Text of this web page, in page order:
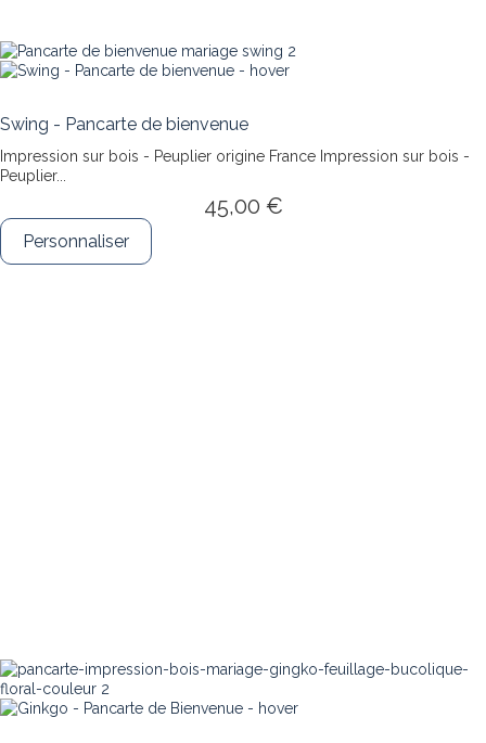
Swing - Pancarte de bienvenue
Impression sur bois - Peuplier origine France Impression sur bois -
Peuplier...
45,00 €
Personnaliser